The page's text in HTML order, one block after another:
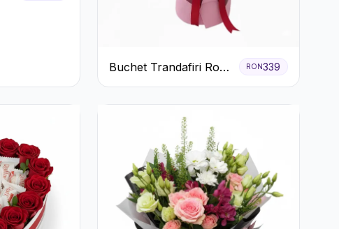
Buchet Trandafiri Roz
și Roșii cu Eucalipt și
RON339